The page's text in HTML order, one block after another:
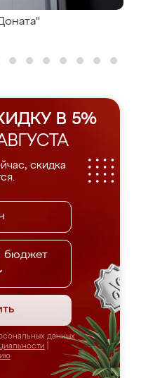
В 5%
скидка
бюджет
данных